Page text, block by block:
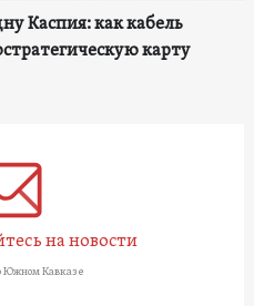
Каспия: как кабель
карту
на новости
Южном Кавказе